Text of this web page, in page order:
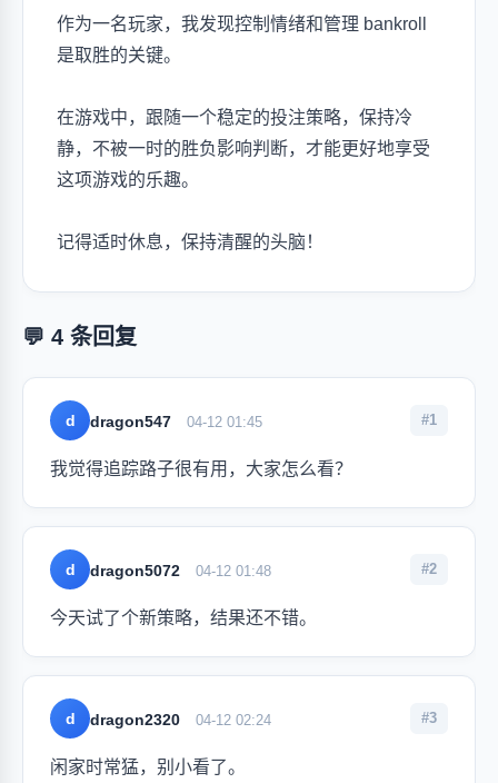
作为一名玩家，我发现控制情绪和管理 bankroll
是取胜的关键。
在游戏中，跟随一个稳定的投注策略，保持冷
静，不被一时的胜负影响判断，才能更好地享受
这项游戏的乐趣。
记得适时休息，保持清醒的头脑！
💬 4 条回复
d dragon547 04-12 01:45 #1
我觉得追踪路子很有用，大家怎么看？
d dragon5072 04-12 01:48 #2
今天试了个新策略，结果还不错。
d dragon2320 04-12 02:24 #3
闲家时常猛，别小看了。